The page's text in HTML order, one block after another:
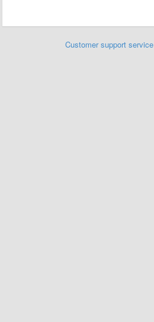
Customer support service